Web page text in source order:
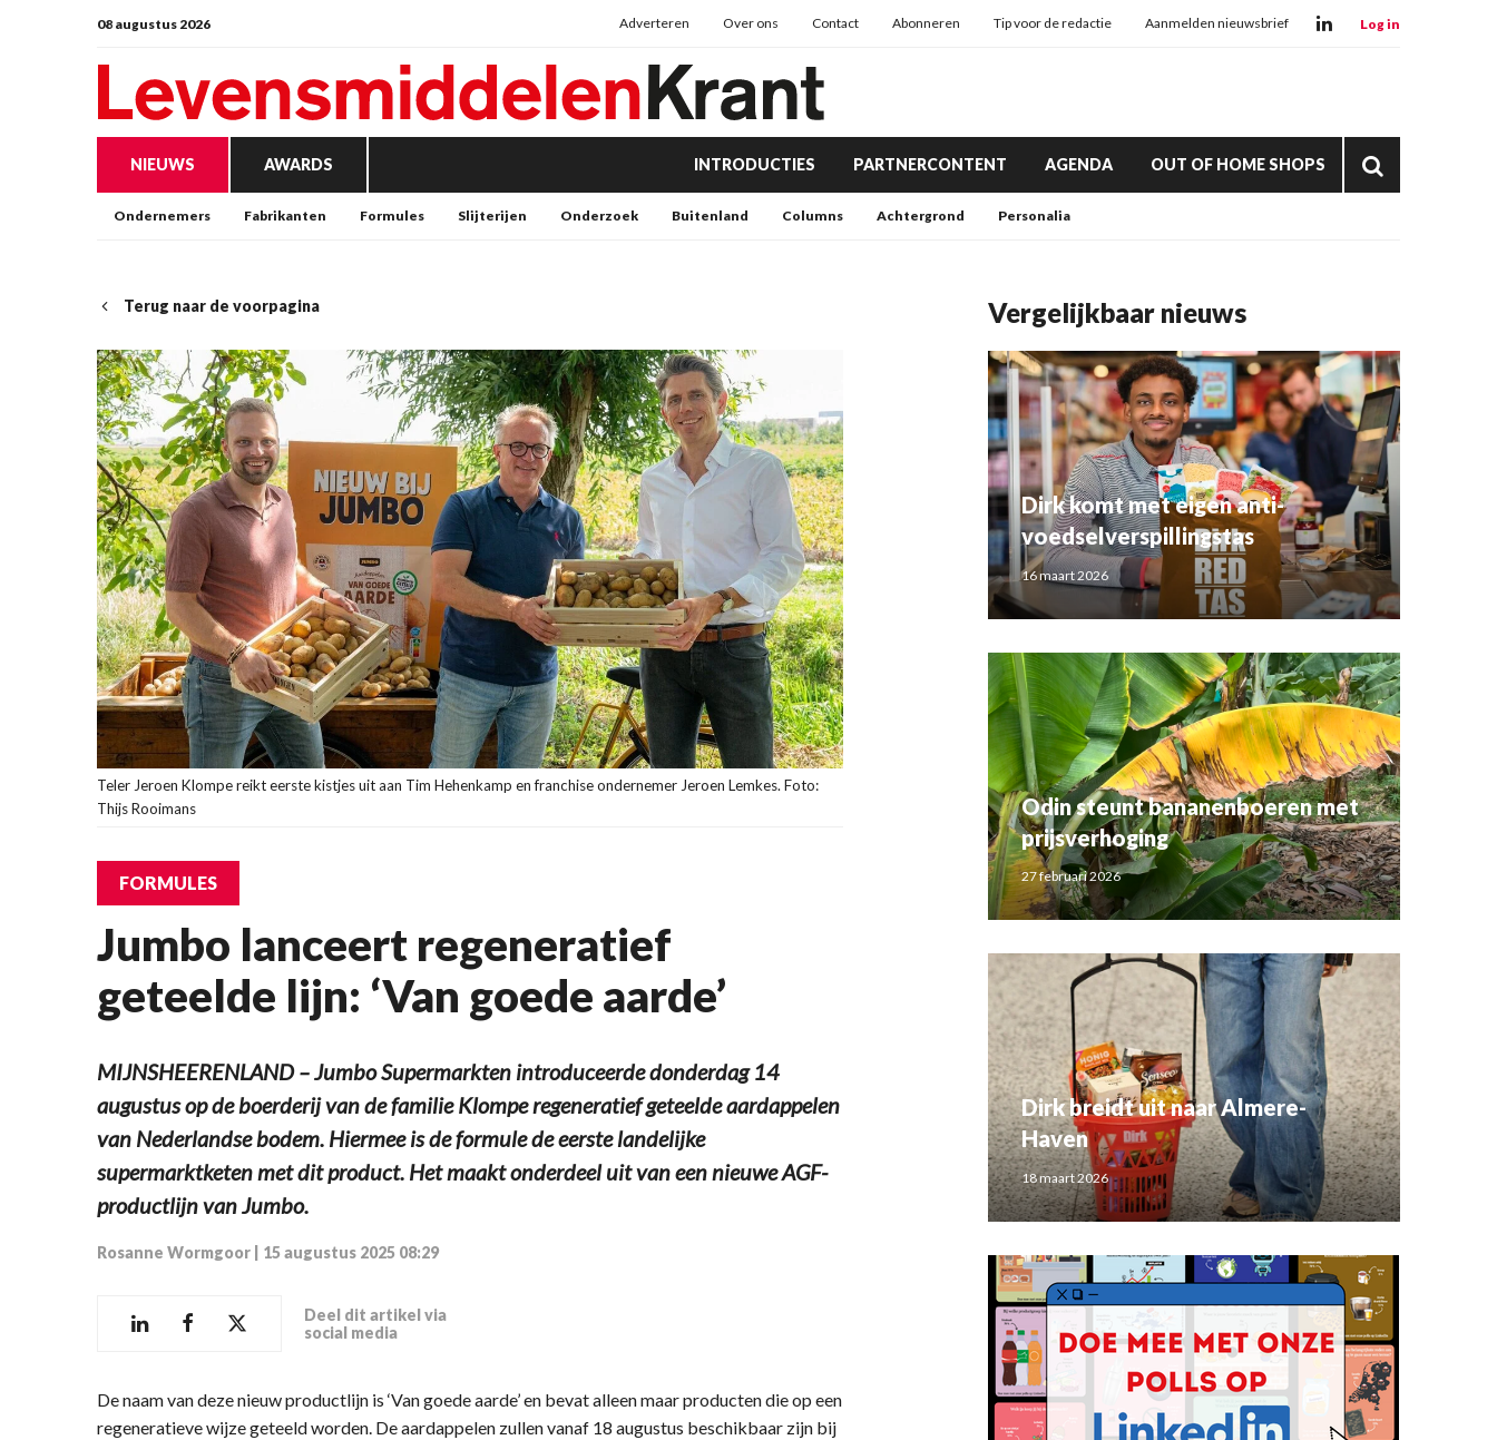
08 augustus 2026 Adverteren Over ons Contact Abonneren Tip voor de redactie Aanmelden nieuwsbrief Log in
NIEUWS AWARDS INTRODUCTIES PARTNERCONTENT AGENDA OUT OF HOME SHOPS
Ondernemers Fabrikanten Formules Slijterijen Onderzoek Buitenland Columns Achtergrond Personalia
Terug naar de voorpagina
Teler Jeroen Klompe reikt eerste kistjes uit aan Tim Hehenkamp en franchise ondernemer Jeroen Lemkes. Foto:
Thijs Rooimans
FORMULES
Jumbo lanceert regeneratief
geteelde lijn: ‘Van goede aarde’
MIJNSHEERENLAND – Jumbo Supermarkten introduceerde donderdag 14
augustus op de boerderij van de familie Klompe regeneratief geteelde aardappelen
van Nederlandse bodem. Hiermee is de formule de eerste landelijke
supermarktketen met dit product. Het maakt onderdeel uit van een nieuwe AGF-
productlijn van Jumbo.
Rosanne Wormgoor 15 augustus 2025 08:29
Deel dit artikel via
social media
De naam van deze nieuw productlijn is ‘Van goede aarde’ en bevat alleen maar producten die op een
regeneratieve wijze geteeld worden. De aardappelen zullen vanaf 18 augustus beschikbaar zijn bij
Vergelijkbaar nieuws
Dirk komt met eigen anti-
voedselverspillingstas
16 maart 2026
Odin steunt bananenboeren met
prijsverhoging
27 februari 2026
Dirk breidt uit naar Almere-
Haven
18 maart 2026